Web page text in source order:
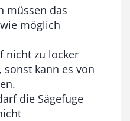
müssen das
möglich
nicht zu locker
kann es von
die Sägefuge